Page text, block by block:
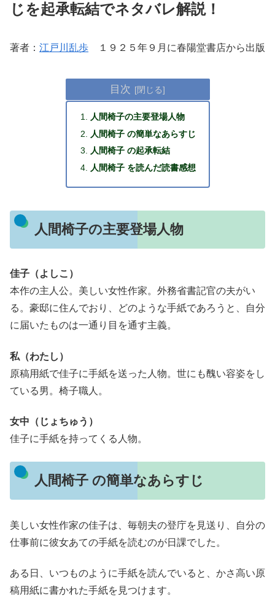
じを起承転結でネタバレ解説！
著者： 江戸川乱歩 １９２５年９月に春陽堂書店から出版
目次
人間椅子の主要登場人物
人間椅子 の簡単なあらすじ
人間椅子 の起承転結
人間椅子 を読んだ読書感想
人間椅子の主要登場人物
佳子（よしこ）
本作の主人公。美しい女性作家。外務省書記官の夫がい
る。豪邸に住んでおり、どのような手紙であろうと、自分
に届いたものは一通り目を通す主義。
私（わたし）
原稿用紙で佳子に手紙を送った人物。世にも醜い容姿をし
ている男。椅子職人。
女中（じょちゅう）
佳子に手紙を持ってくる人物。
人間椅子 の簡単なあらすじ
美しい女性作家の佳子は、毎朝夫の登庁を見送り、自分の
仕事前に彼女あての手紙を読むのが日課でした。
ある日、いつものように手紙を読んでいると、かさ高い原
稿用紙に書かれた手紙を見つけます。